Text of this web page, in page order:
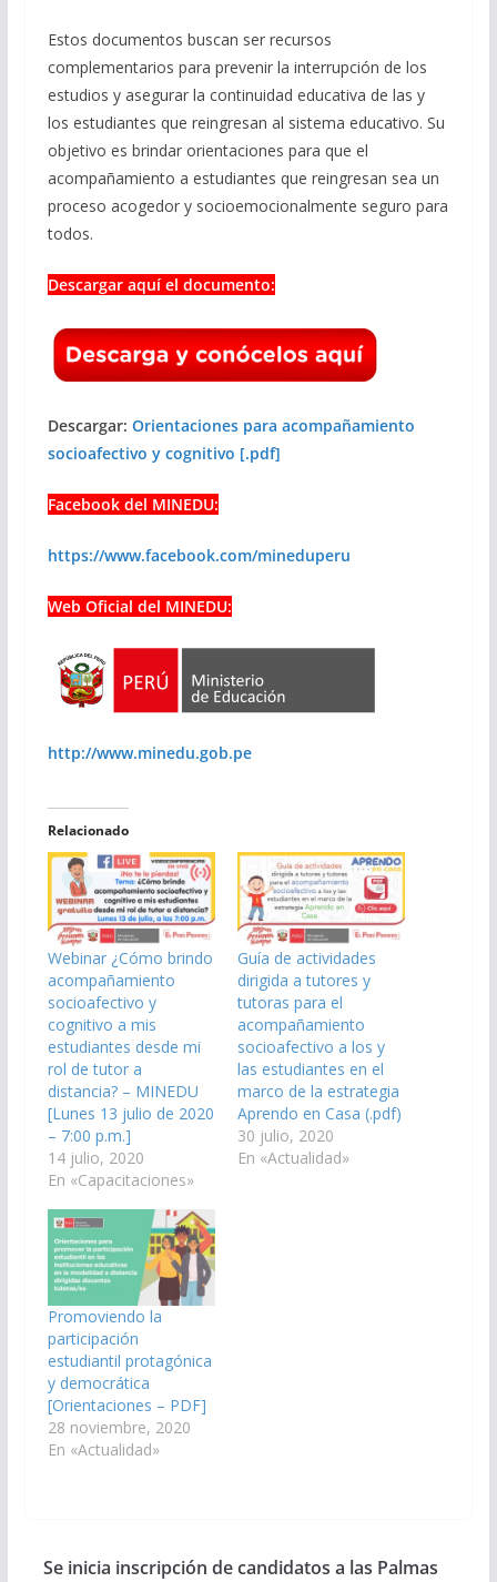
Estos documentos buscan ser recursos
complementarios para prevenir la interrupción de los
estudios y asegurar la continuidad educativa de las y
los estudiantes que reingresan al sistema educativo. Su
objetivo es brindar orientaciones para que el
acompañamiento a estudiantes que reingresan sea un
proceso acogedor y socioemocionalmente seguro para
todos.
Descargar aquí el documento:
Descargar: Orientaciones para acompañamiento
socioafectivo y cognitivo [.pdf]
Facebook del MINEDU:
https://www.facebook.com/mineduperu
Web Oficial del MINEDU:
http://www.minedu.gob.pe
Relacionado
Webinar ¿Cómo brindo
acompañamiento
socioafectivo y
cognitivo a mis
estudiantes desde mi
rol de tutor a
distancia? – MINEDU
[Lunes 13 julio de 2020
– 7:00 p.m.]
14 julio, 2020
En «Capacitaciones»
Guía de actividades
dirigida a tutores y
tutoras para el
acompañamiento
socioafectivo a los y
las estudiantes en el
marco de la estrategia
Aprendo en Casa (.pdf)
30 julio, 2020
En «Actualidad»
Promoviendo la
participación
estudiantil protagónica
y democrática
[Orientaciones – PDF]
28 noviembre, 2020
En «Actualidad»
Se inicia inscripción de candidatos a las Palmas